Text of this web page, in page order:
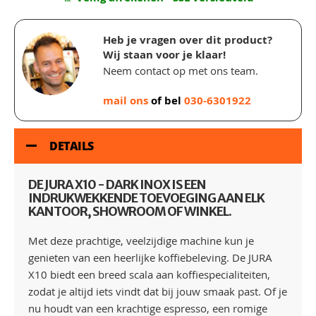
Heb je vragen over dit product?
Wij staan voor je klaar!
Neem contact op met ons team.
mail onsof bel 030-6301922
DETAILS
DE JURA X10 - DARK INOX IS EEN
INDRUKWEKKENDE TOEVOEGING AAN ELK
KANTOOR, SHOWROOM OF WINKEL.
Met deze prachtige, veelzijdige machine kun je
genieten van een heerlijke koffiebeleving. De JURA
X10 biedt een breed scala aan koffiespecialiteiten,
zodat je altijd iets vindt dat bij jouw smaak past. Of je
nu houdt van een krachtige espresso, een romige